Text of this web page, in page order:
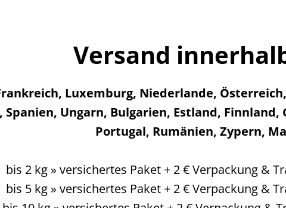
Versand
Luxemburg, Niederlande,
Spanien, Ungarn, Bulgarien, Estland,
Portugal, Rumänien, Zypern,
bis 2 kg » versichertes Paket + 2 € Verpackung &
bis 5 kg » versichertes Paket + 2 € Verpackung &